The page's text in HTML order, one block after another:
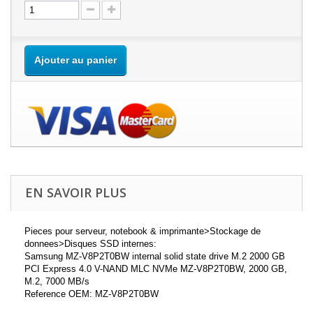
Ajouter au panier
EN SAVOIR PLUS
Pieces pour serveur, notebook & imprimante>Stockage de
donnees>Disques SSD internes:
Samsung MZ-V8P2T0BW internal solid state drive M.2 2000 GB
PCI Express 4.0 V-NAND MLC NVMe MZ-V8P2T0BW, 2000 GB,
M.2, 7000 MB/s
Reference OEM: MZ-V8P2T0BW